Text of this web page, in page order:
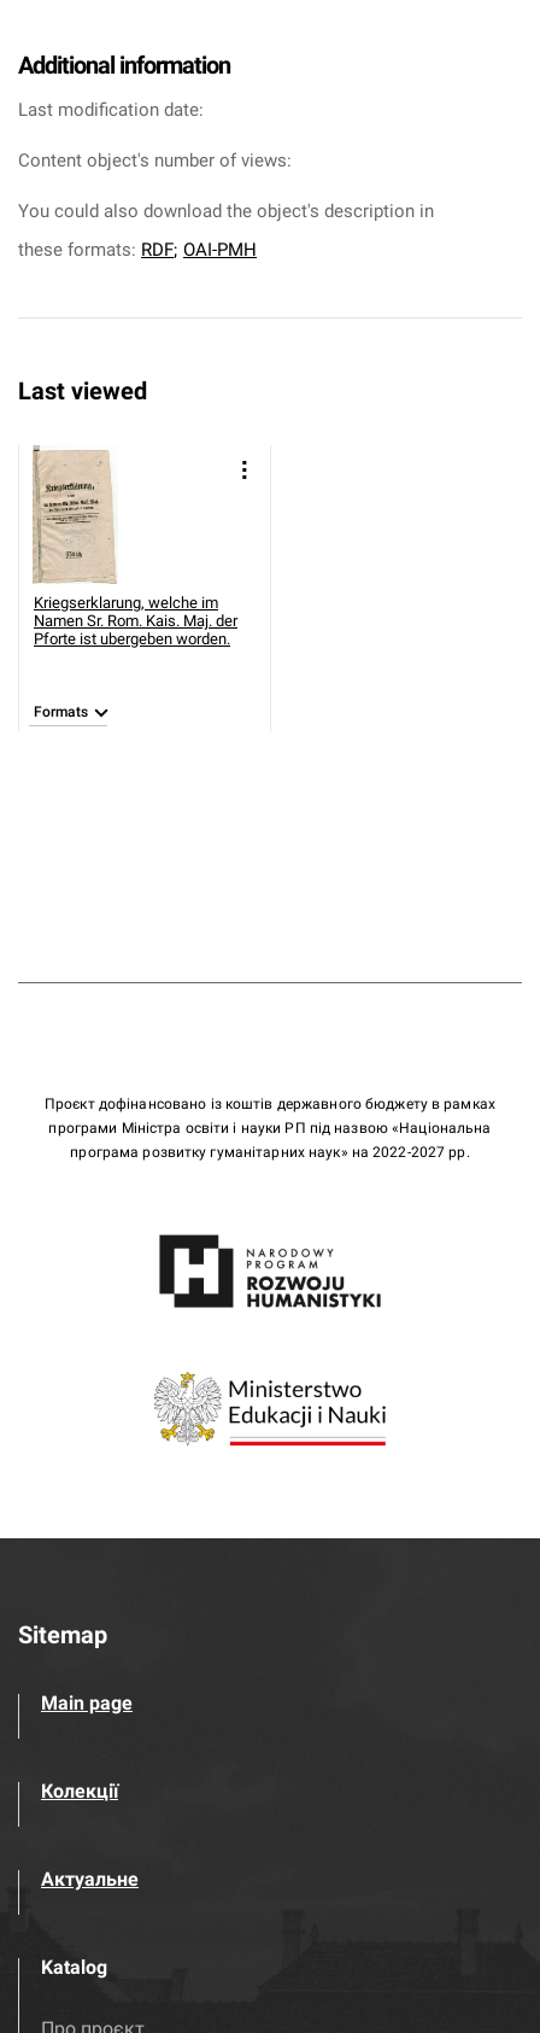
Additional information
Last modification date:
Content object's number of views:
You could also download the object's description in
these formats: RDF; OAI-PMH
Last viewed
Kriegserklarung, welche im
Namen Sr. Rom. Kais. Maj. der
Pforte ist ubergeben worden.
Formats
Проєкт дофінансовано із коштів державного бюджету в рамках
програми Міністра освіти і науки РП під назвою «Національна
програма розвитку гуманітарних наук» на 2022-2027 рр.
Sitemap
Main page
Колекції
Актуальне
Katalog